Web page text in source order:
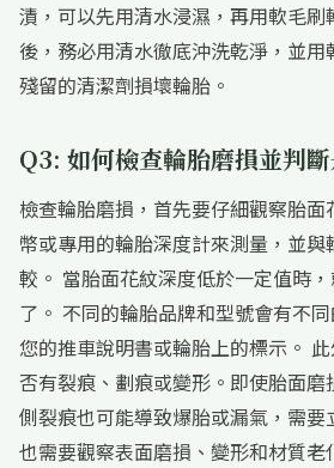
漬，可以先用清水浸濕，再用軟毛
後，務必用清水徹底沖洗乾淨，並
殘留的清潔劑損壞輪胎。
Q3: 如何檢查輪胎磨損並判
檢查輪胎磨損，首先要仔細觀察胎
幣或專用的輪胎深度計來測量，並
較。 當胎面花紋深度低於一定值時
了。 不同的輪胎品牌和型號會有不
您的推車說明書或輪胎上的標示。
否有裂痕、劃痕或變形。即使胎面
側裂痕也可能導致爆胎或漏氣，需
也需要觀察表面磨損、變形和材質